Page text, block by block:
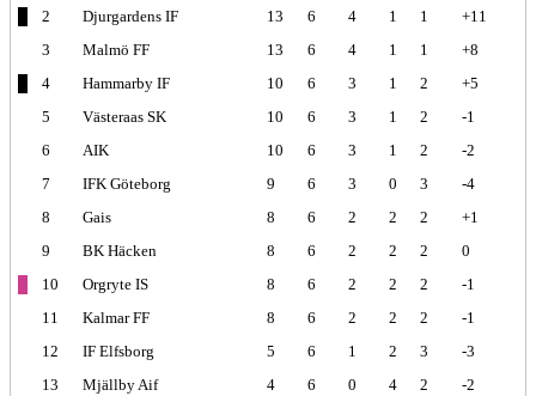
2
Djurgardens IF 13 6 4 1 1
+11
3
Malmö FF 13 6 4 1 1
+8
4
Hammarby IF 10 6 3 1 2
+5
5
Västeraas SK 10 6 3 1 2
-1
6
AIK 10 6 3 1 2
-2
7
IFK Göteborg 9 6 3 0 3
-4
8
Gais 8 6 2 2 2
+1
9
BK Häcken 8 6 2 2 2
0
10
Orgryte IS 8 6 2 2 2
-1
11
Kalmar FF 8 6 2 2 2
-1
12
IF Elfsborg 5 6 1 2 3
-3
13
Mjällby Aif 4 6 0 4 2
-2